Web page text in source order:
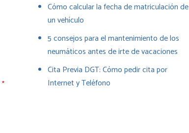
*
Cómo calcular la fecha de matriculación de
un vehículo
5 consejos para el mantenimiento de los
neumáticos antes de irte de vacaciones
Cita Previa DGT: Cómo pedir cita por
Internet y Teléfono